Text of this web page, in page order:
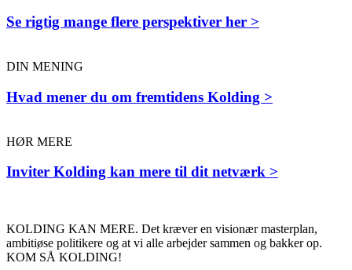
Se rigtig mange flere perspektiver her >
DIN MENING
Hvad mener du om fremtidens Kolding >
HØR MERE
Inviter Kolding kan mere til dit netværk >
KOLDING KAN MERE. Det kræver en visionær masterplan,
ambitiøse politikere og at vi alle arbejder sammen og bakker op.
KOM SÅ KOLDING!